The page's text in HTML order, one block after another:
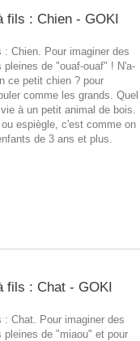
fils : Chien - GOKI
: Chien. Pour imaginer des
pleines de "ouaf-ouaf" ! N'a-
ce petit chien ? pour
comme les grands. Quel
à un petit animal de bois.
espiègle, c'est comme on
de 3 ans et plus.
fils : Chat - GOKI
: Chat. Pour imaginer des
pleines de "miaou" et pour